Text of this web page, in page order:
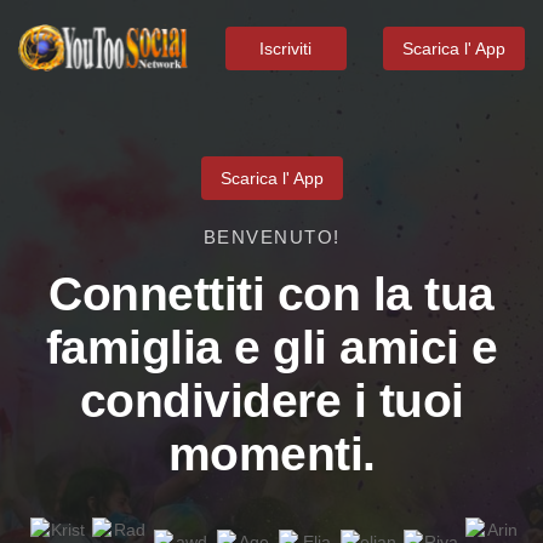
Iscriviti Scarica l' App
Scarica l' App
BENVENUTO!
Connettiti con la tua
famiglia e gli amici e
condividere i tuoi
momenti.